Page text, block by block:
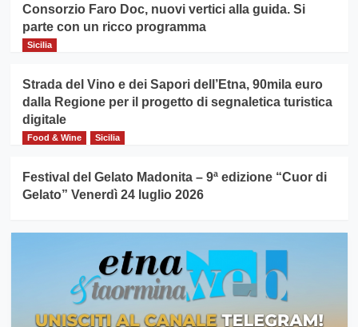
Consorzio Faro Doc, nuovi vertici alla guida. Si
parte con un ricco programma
Sicilia
Strada del Vino e dei Sapori dell’Etna, 90mila euro
dalla Regione per il progetto di segnaletica turistica
digitale
Food & Wine Sicilia
Festival del Gelato Madonita – 9ª edizione “Cuor di
Gelato” Venerdì 24 luglio 2026